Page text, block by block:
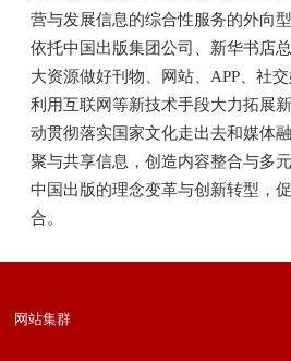
营与发展信息的综合性服务的外向
依托中国出版集团公司、新华书店
大资源做好刊物、网站、APP、社
利用互联网等新技术手段大力拓展
动贯彻落实国家文化走出去和媒体
聚与共享信息，创造内容整合与多
中国出版的理念变革与创新转型，
合。
网站集群